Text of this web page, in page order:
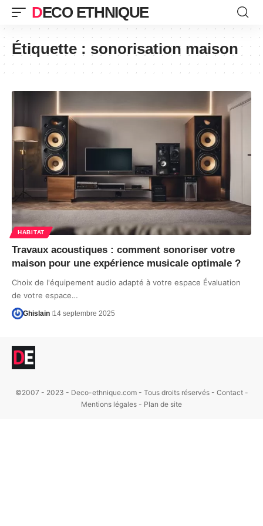
DECO ETHNIQUE
Étiquette : sonorisation maison
HABITAT
Travaux acoustiques : comment sonoriser votre
maison pour une expérience musicale optimale ?
Choix de l'équipement audio adapté à votre espace Évaluation
de votre espace…
Ghislain 14 septembre 2025
©2007 - 2023 - Deco-ethnique.com - Tous droits réservés - Contact-
Mentions légales - Plan de site